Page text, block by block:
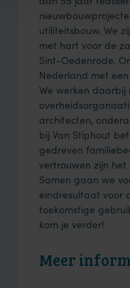
utiliteitsbouw. We
met hart voor de
Sint-Oedenrode.
Nederland met
We werken daarbij
architecten,
bij Van Stiphout
gedreven
vertrouwen zijn
Samen gaan we
eindresultaat voor
toekomstige
kom je verder!
Meer